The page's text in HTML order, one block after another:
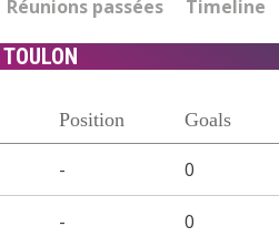
Réunions passées Timeline
TOULON
Position Goals
- 0
- 0